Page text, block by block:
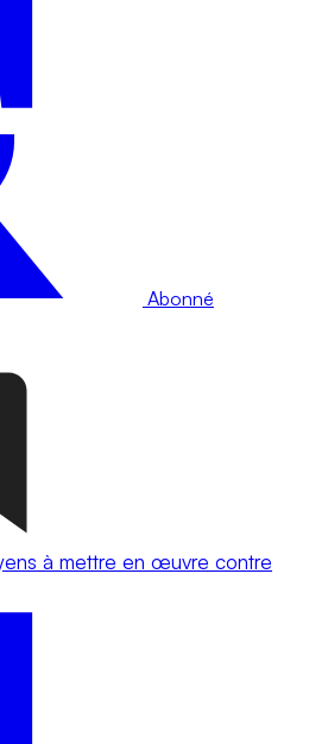
Abonné
à mettre en œuvre contre